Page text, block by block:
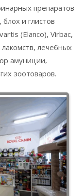
препаратов
и глистов
(Elanco), Virbac,
лечебных
амуниции,
зоотоваров.